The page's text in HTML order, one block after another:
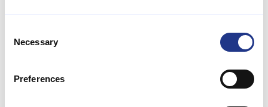
Selection
Necessary
Preferences
Die geschützte Terrasse lädt zum sicheren Entspannen mit
Kindern oder Hunden ein, während Grill und Liegestühle zu
der Schaukel und im Sandkasten austoben, während Erwachsene
die Ruhe rund ums Haus genießen. Ein Schuppen bietet